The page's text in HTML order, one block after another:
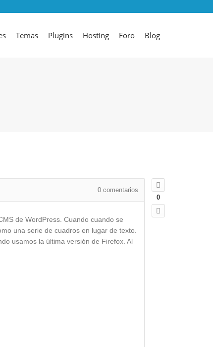
Temas Plugins Hosting Foro Blog
0
0 comentarios
de WordPress. Cuando cuando se
una serie de cuadros en lugar de texto.
usamos la última versión de Firefox. Al